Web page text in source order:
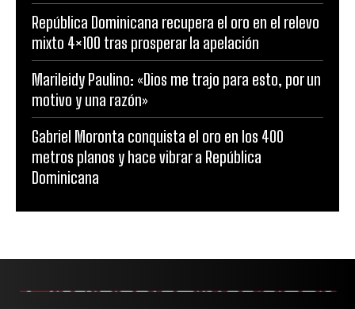
República Dominicana recupera el oro en el relevo
mixto 4×100 tras prosperar la apelación
Marileidy Paulino: «Dios me trajo para esto, por un
motivo y una razón»
Gabriel Moronta conquista el oro en los 400
metros planos y hace vibrar a República
Dominicana